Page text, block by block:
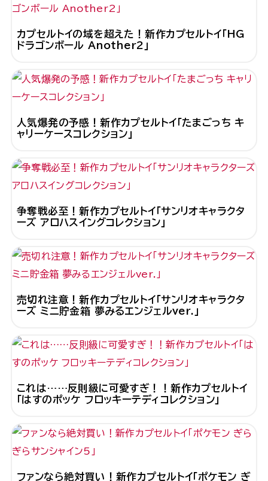
カプセルトイの域を超えた！新作カプセルトイ「HG
ドラゴンボール Another2」
人気爆発の予感！新作カプセルトイ「たまごっち キ
ャリーケースコレクション」
争奪戦必至！新作カプセルトイ「サンリオキャラクタ
ーズ アロハスイングコレクション」
売切れ注意！新作カプセルトイ「サンリオキャラクタ
ーズ ミニ貯金箱 夢みるエンジェルver.」
これは……反則級に可愛すぎ！！新作カプセルトイ
「はすのポッケ フロッキーテディコレクション」
ファンなら絶対買い！新作カプセルトイ「ポケモン ぎ